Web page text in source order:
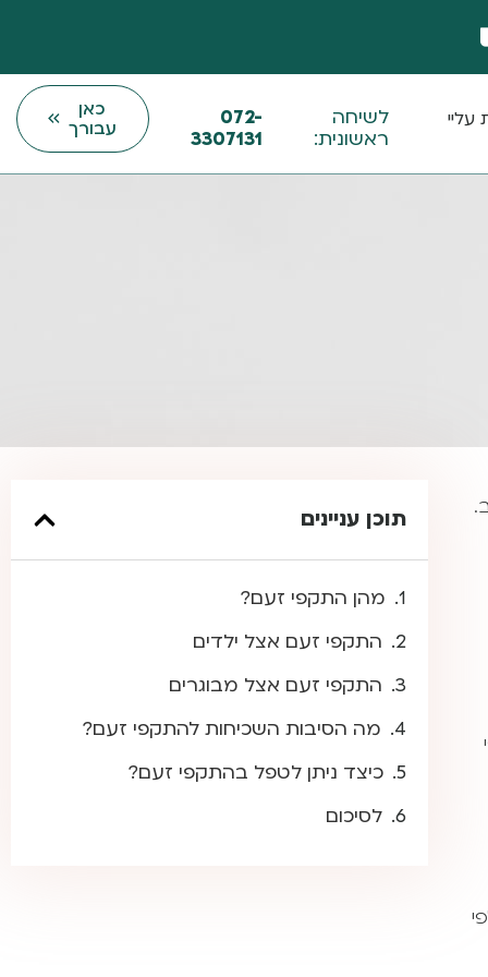
לשיחה
ראשונית:
072-
3307131
כאן
עבורך
תוכן עניינים
מהן התקפי זעם?
התקפי זעם אצל ילדים
התקפי זעם אצל מבוגרים
מה הסיבות השכיחות להתקפי זעם?
כיצד ניתן לטפל בהתקפי זעם?
לסיכום